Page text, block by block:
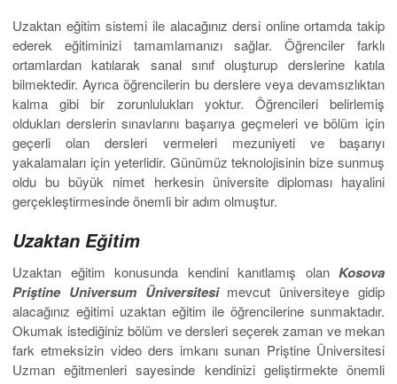
Uzaktan eğitim sistemi ile alacağınız dersi online ortamda takip
ederek eğitiminizi tamamlamanızı sağlar. Öğrenciler farklı
ortamlardan katılarak sanal sınıf oluşturup derslerine katıla
bilmektedir. Ayrıca öğrencilerin bu derslere veya devamsızlıktan
kalma gibi bir zorunlulukları yoktur. Öğrencileri belirlemiş
oldukları derslerin sınavlarını başarıya geçmeleri ve bölüm için
geçerli olan dersleri vermeleri mezuniyeti ve başarıyı
yakalamaları için yeterlidir. Günümüz teknolojisinin bize sunmuş
oldu bu büyük nimet herkesin üniversite diploması hayalini
gerçekleştirmesinde önemli bir adım olmuştur.
Uzaktan Eğitim
Uzaktan eğitim konusunda kendini kanıtlamış olanKosova
Priştine Universum Üniversitesimevcut üniversiteye gidip
alacağınız eğitimi uzaktan eğitim ile öğrencilerine sunmaktadır.
Okumak istediğiniz bölüm ve dersleri seçerek zaman ve mekan
fark etmeksizin video ders imkanı sunan Priştine Üniversitesi
Uzman eğitmenleri sayesinde kendinizi geliştirmekte önemli